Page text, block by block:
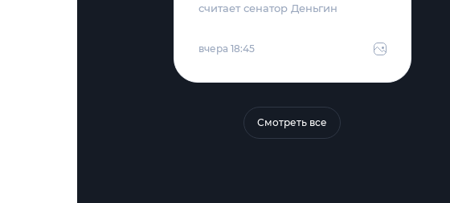
считает сенатор Деньгин
вчера 18:45
Смотреть все